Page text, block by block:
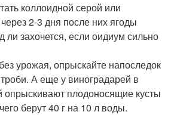
коллоидной серой или
2-3 дня после них ягоды
ли захочется, если оидиум сильно
урожая, опрыскайте напоследок
А еще у виноградарей в
опрыскивают плодоносящие кусты
берут 40 г на 10 л воды.